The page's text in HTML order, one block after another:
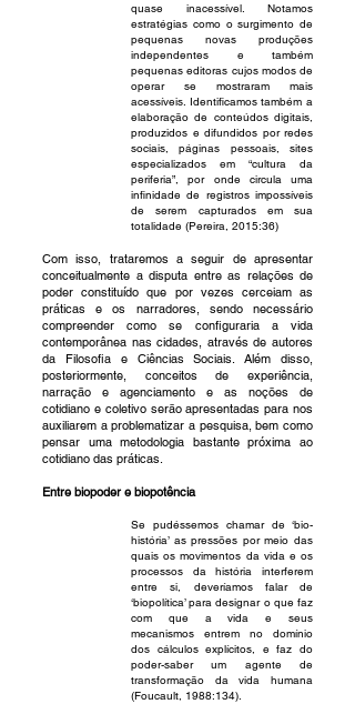
quase inacessível. Notamos
estratégias como o surgimento de
pequenas novas produções
independentes e também
pequenas editoras cujos modos de
operar se mostraram mais
acessíveis. Identificamos também a
elaboração de conteúdos digitais,
produzidos e difundidos por redes
sociais, páginas pessoais, sites
especializados em “cultura da
periferia”, por onde circula uma
infinidade de registros impossíveis
de serem capturados em sua
totalidade (Pereira, 2015:36)
Com isso, trataremos a seguir de apresentar
conceitualmente a disputa entre as relações de
poder constituído que por vezes cerceiam as
práticas e os narradores, sendo necessário
compreender como se configuraria a vida
contemporânea nas cidades, através de autores
da Filosofia e Ciências Sociais. Além disso,
posteriormente, conceitos de experiência,
narração e agenciamento e as noções de
cotidiano e coletivo serão apresentadas para nos
auxiliarem a problematizar a pesquisa, bem como
pensar uma metodologia bastante próxima ao
cotidiano das práticas.
Entre biopoder e biopotência
Se pudéssemos chamar de ‘bio-
história’ as pressões por meio das
quais os movimentos da vida e os
processos da história interferem
entre si, deveríamos falar de
‘biopolítica’ para designar o que faz
com que a vida e seus
mecanismos entrem no domínio
dos cálculos explícitos, e faz do
poder-saber um agente de
transformação da vida humana
(Foucault, 1988:134).